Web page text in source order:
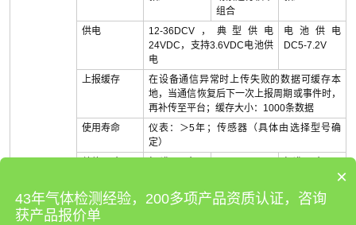
组合
供电
12-36DCV，典型供电
24VDC，支持3.6VDC电池供
电
电池供电
DC5-7.2V
上报缓存
在设备通信异常时上传失败的数据可缓存本
地，当通信恢复后下一次上报周期或事件时，
再补传至平台；缓存大小：1000条数据
使用寿命
仪表：＞5年；传感器（具体由选择型号确
定）
5mm(直径*
高）
1、扩散：
134mm*223.
8mm(直径*
×
43年气体检测经验，200多项产品资质认证，咨询
获产品报价单